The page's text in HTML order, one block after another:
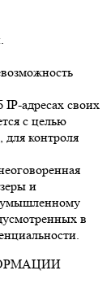
IP-адресах своих
с целью
контроля
и
умышленному
в